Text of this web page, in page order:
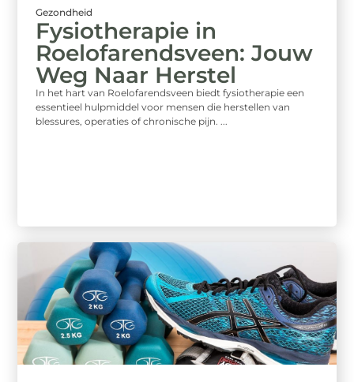
Gezondheid
Fysiotherapie in
Roelofarendsveen: Jouw
Weg Naar Herstel
In het hart van Roelofarendsveen biedt fysiotherapie een
essentieel hulpmiddel voor mensen die herstellen van
blessures, operaties of chronische pijn. ...